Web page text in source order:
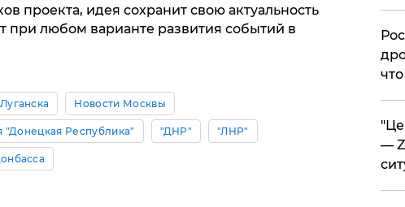
проекта, идея сохранит свою актуальность
при любом варианте развития событий в
Новости Москвы
"Донецкая Республика" "ДНР" "ЛНР"
—